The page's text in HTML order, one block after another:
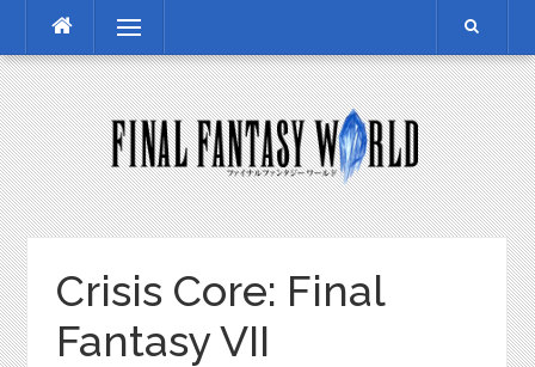
content
Menu
Crisis Core: Final
Fantasy VII